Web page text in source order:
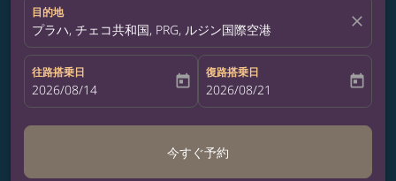
目的地
プラハ, チェコ共和国, PRG, ルジン国際空港 close
往路搭乗日
fc-booking-departure-date-aria-label
2026/08/14 today
復路搭乗日
fc-booking-return-date-aria-label
2026/08/21 today
今すぐ予約